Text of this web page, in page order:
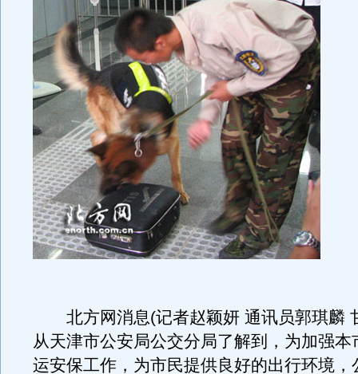
北方网消息(记者赵颖妍 通讯员郭琪麟
从天津市公安局公交分局了解到，为加强本
运安保工作，为市民提供良好的出行环境，